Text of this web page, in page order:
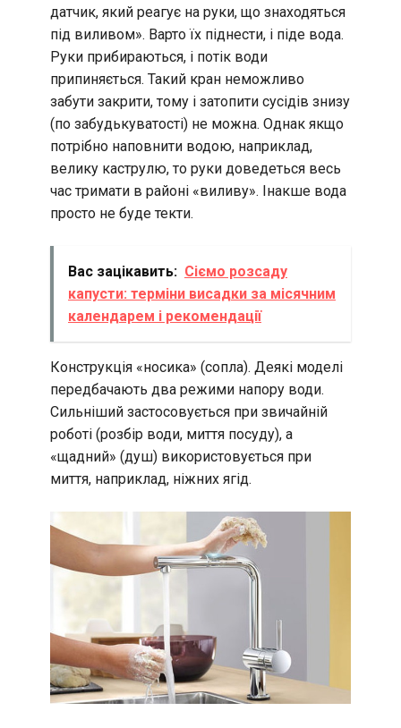
датчик, який реагує на руки, що знаходяться
під виливом». Варто їх піднести, і піде вода.
Руки прибираються, і потік води
припиняється. Такий кран неможливо
забути закрити, тому і затопити сусідів знизу
(по забудькуватості) не можна. Однак якщо
потрібно наповнити водою, наприклад,
велику каструлю, то руки доведеться весь
час тримати в районі «виливу». Інакше вода
просто не буде текти.
Вас зацікавить: Сіємо розсаду
капусти: терміни висадки за місячним
календарем і рекомендації
Конструкція «носика» (сопла). Деякі моделі
передбачають два режими напору води.
Сильніший застосовується при звичайній
роботі (розбір води, миття посуду), а
«щадний» (душ) використовується при
миття, наприклад, ніжних ягід.